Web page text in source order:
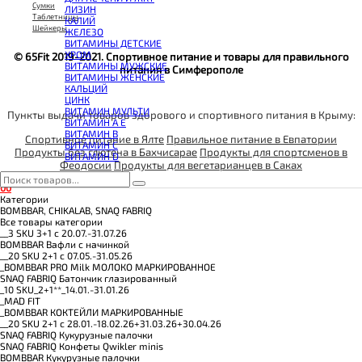
КРЕАТИН
ПОЛЕЗНЫЕ ЖИРЫ
ПРОТЕИН
ПРОТЕИНОВОЕ ПЕЧЕНЬЕ
ПРОТЕИНОВЫЕ БАТОНЧИКИ
ПРОТЕИНОВЫЕ КАШИ
ТЕСТОБУСТЕРЫ
ЦИТРУЛЛИН МАЛАТ
ПРЕДТРЕНИРОВОЧНЫЕ КОМПЛЕКСЫ
ЭНЕРГЕТИКИ И ЖИРОСЖИГАТЕЛИ#
ЛИЗИН
КАЛИЙ
ЖЕЛЕЗО
ВИТАМИНЫ ДЕТСКИЕ
ХРОМ
ВИТАМИНЫ МУЖСКИЕ
ВИТАМИНЫ ЖЕНСКИЕ
КАЛЬЦИЙ
ЦИНК
ВИТАМИН МУЛЬТИ
ВИТАМИН A E
ВИТАМИН B
ВИТАМИН C
ВИТАМИН D
Сумки
Таблетницы
Шейкеры
© 65Fit 2019-2021. Спортивное питание и товары для правильного
питания в Симферополе
Пункты выдачи товаров здорового и спортивного питания в Крыму:
Спортивное питание в Ялте Правильное питание в Евпатории
Продукты без глютена в Бахчисарае Продукты для спортсменов в
ФеодосииПродукты для вегетарианцев в Саках
00
Категории
BOMBBAR, CHIKALAB, SNAQ FABRIQ
Все товары категории
__3 SKU 3+1 с 20.07.-31.07.26
BOMBBAR Вафли с начинкой
__20 SKU 2+1 с 07.05.-31.05.26
_BOMBBAR PRO Milk МОЛОКО МАРКИРОВАННОЕ
SNAQ FABRIQ Батончик глазированный
_10 SKU_2+1**_14.01.-31.01.26
_MAD FIT
_BOMBBAR КОКТЕЙЛИ МАРКИРОВАННЫЕ
__20 SKU 2+1 с 28.01.-18.02.26+31.03.26+30.04.26
SNAQ FABRIQ Кукурузные палочки
SNAQ FABRIQ Конфеты Qwikler minis
BOMBBAR Кукурузные палочки